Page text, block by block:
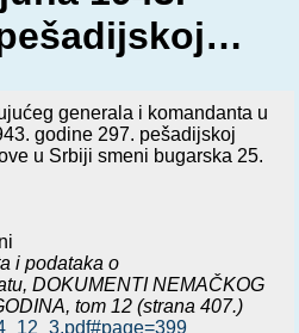
generala i komandanta u
godine 297. pešadijskoj
u Srbiji smeni bugarska 25.
i podataka o
DOKUMENTI NEMAČKOG
, tom 12 (strana 407.)